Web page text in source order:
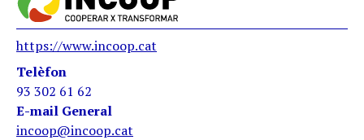
https://www.incoop.cat
Telèfon
93 302 61 62
E-mail General
incoop@incoop.cat